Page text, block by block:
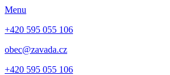
Menu
+420 595 055 106
obec@zavada.cz
+420 595 055 106